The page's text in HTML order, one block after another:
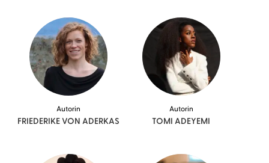
Autorin
FRIEDERIKE VONADERKAS
Autorin
TOMIADEYEMI